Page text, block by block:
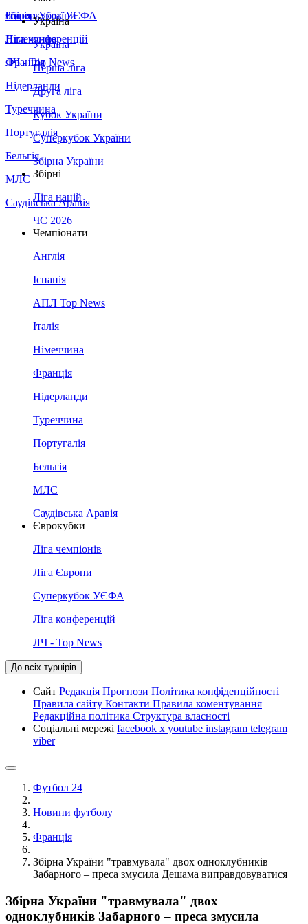
Збірна України
Італія
Німеччина
Франція
Нідерланди
Туреччина
Португалія
Бельгія
МЛС
Саудівська Аравія
Суперкубок УЄФА
Ліга конференцій
ЛЧ - Top News
Україна
Україна
Перша ліга
Друга ліга
Кубок України
Суперкубок України
Збірна України
Збірні
Ліга націй
ЧС 2026
Чемпіонати
Англія
Іспанія
АПЛ Top News
Італія
Німеччина
Франція
Нідерланди
Туреччина
Португалія
Бельгія
МЛС
Саудівська Аравія
Єврокубки
Ліга чемпіонів
Ліга Європи
Суперкубок УЄФА
Ліга конференцій
ЛЧ - Top News
До всіх турнірів
Сайт Редакція Прогнози Політика конфіденційності
Правила сайту Контакти Правила коментування
Редакційна політика Структура власності
Соціальні мережі facebook x youtube instagram telegram
viber
Футбол 24
Новини футболу
Франція
Збірна України "травмувала" двох одноклубників
Забарного – преса змусила Дешама виправдовуватися
Збірна України "травмувала" двох
одноклубників Забарного – преса змусила